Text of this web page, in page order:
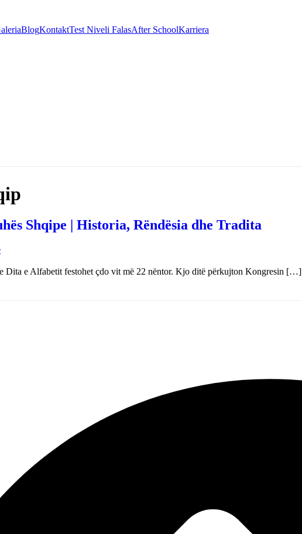
BlogKontaktTest Niveli FalasAfter SchoolKarriera
Shqipe | Historia, Rëndësia dhe Tradita
Dita e Alfabetit festohet çdo vit më 22 nëntor. Kjo ditë përkujton Kongresin […]